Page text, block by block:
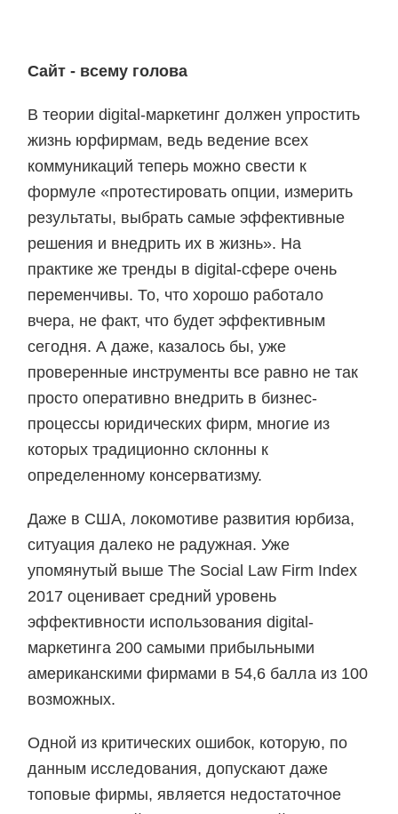
Сайт - всему голова
В теории digital-маркетинг должен упростить
жизнь юрфирмам, ведь ведение всех
коммуникаций теперь можно свести к
формуле «протестировать опции, измерить
результаты, выбрать самые эффективные
решения и внедрить их в жизнь». На
практике же тренды в digital-сфере очень
переменчивы. То, что хорошо работало
вчера, не факт, что будет эффективным
сегодня. А даже, казалось бы, уже
проверенные инструменты все равно не так
просто оперативно внедрить в бизнес-
процессы юридических фирм, многие из
которых традиционно склонны к
определенному консерватизму.
Даже в США, локомотиве развития юрбиза,
ситуация далеко не радужная. Уже
упомянутый выше The Social Law Firm Index
2017 оценивает средний уровень
эффективности использования digital-
маркетинга 200 самыми прибыльными
американскими фирмами в 54,6 балла из 100
возможных.
Одной из критических ошибок, которую, по
данным исследования, допускают даже
топовые фирмы, является недостаточное